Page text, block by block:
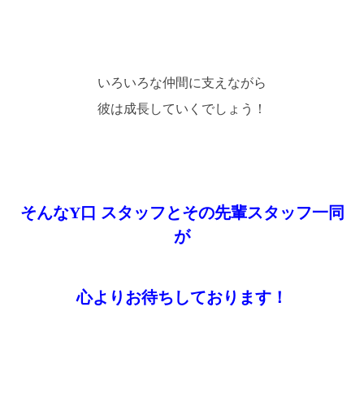
いろいろな仲間に支えながら
彼は成長していくでしょう！
そんなY口 スタッフとその先輩スタッフ一同
が
心よりお待ちしております！